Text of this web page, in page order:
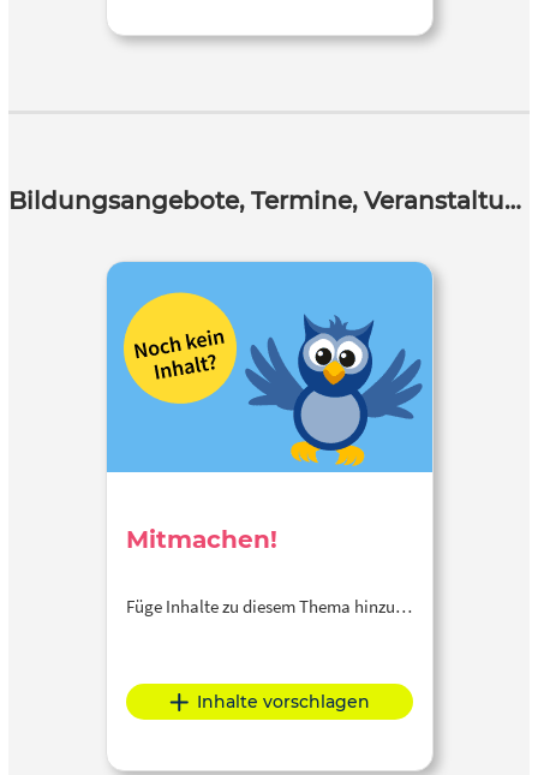
Bildungsangebote, Termine, Veranstaltungen
Mitmachen!
Füge Inhalte zu diesem Thema hinzu…
Inhalte vorschlagen